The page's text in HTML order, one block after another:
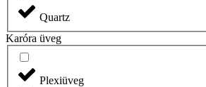
Quartz
Karóra üveg
Plexiüveg